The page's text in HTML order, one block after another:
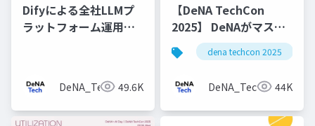
Difyによる全社LLMプ
ラットフォーム運用と
DeNA_Tech 49.6K
【DeNA TechCon
2025】 DeNAがマスタ
データ管理にOyakata
を使う理由
dena techcon 2025
DeNA_Tech 44K